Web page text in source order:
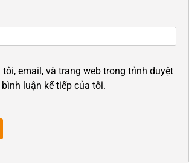
tôi, email, và trang web trong trình duyệt
luận kế tiếp của tôi.